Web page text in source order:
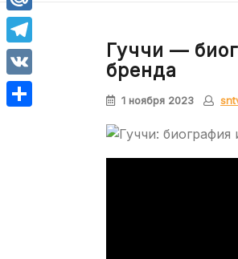
Гуччи —
бренда
1 ноября 2023
Mail.Ru
Telegram
VK